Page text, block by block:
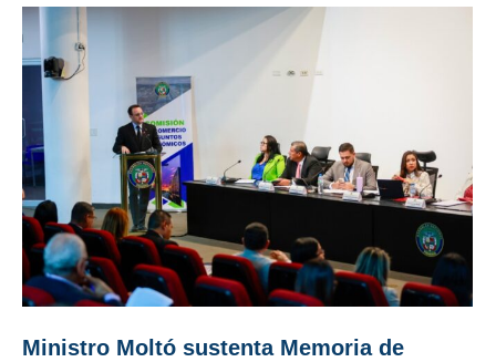
Ministro Moltó sustenta Memoria de